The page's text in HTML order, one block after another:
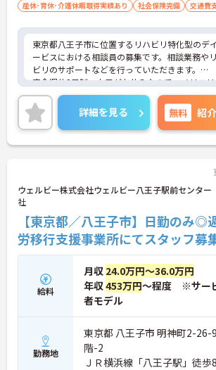
産休･育休･介護休暇取得実績あり 社会保険完備 交通費
東京都八王子市に位置するリハビリ特化型のデ
ービスにおける相談員の募集です。相談業務や
ビリのサポートなどを行っていただきます。
完全週休2日制、土日がお休みなので、メリハ
ある働き方が可能です。また、給与は24万円～
水準です。
ご興味のある方には、面接対策ポイントなど、
に詳細をお話しいたしますのでお気軽にご相談
さい！
詳細を見る 無料 紹
ウェルビー株式会社ウェルビー八王子駅前センター
社
【東京都／八王子市】日勤のみ◎
労移行支援事業所にてスタッフ募
給料
月収 24.0万円～36.0万円
年収453万円～程度 ※サー
者モデル
勤務地
東京都 八王子市 明神町2-
階-2
ＪＲ横浜線「八王子駅」徒歩